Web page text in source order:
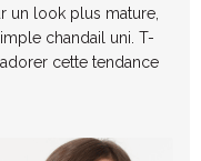
un look plus mature,
chandail uni. T-
cette tendance